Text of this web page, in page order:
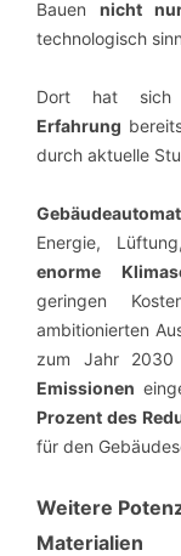
Bauen nicht
technologisch
Dort hat
Erfahrung
durch aktuelle
Energie,
enorme
geringen
ambitionierten
zum Jahr 2030
Emissionen
Prozent des
für den
Weitere
Materialien